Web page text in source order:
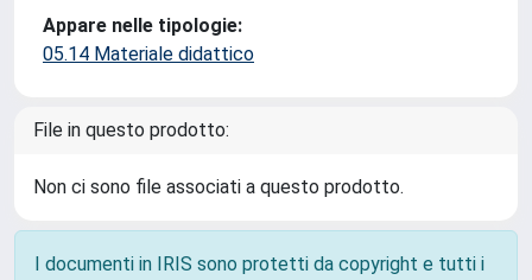
Appare nelle tipologie:
05.14 Materiale didattico
File in questo prodotto:
Non ci sono file associati a questo prodotto.
I documenti in IRIS sono protetti da copyright e tutti i